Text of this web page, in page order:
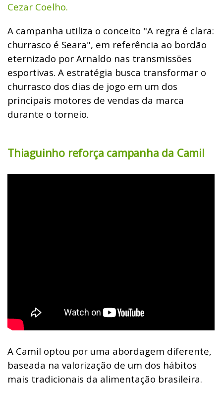
Cezar Coelho.
A campanha utiliza o conceito "A regra é clara:
churrasco é Seara", em referência ao bordão
eternizado por Arnaldo nas transmissões
esportivas. A estratégia busca transformar o
churrasco dos dias de jogo em um dos
principais motores de vendas da marca
durante o torneio.
Thiaguinho reforça campanha da Camil
A Camil optou por uma abordagem diferente,
baseada na valorização de um dos hábitos
mais tradicionais da alimentação brasileira.